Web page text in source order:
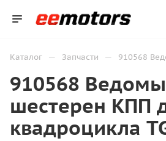
Каталог — Запчасти — 910568
910568
шестерен КПП
квадроцикла